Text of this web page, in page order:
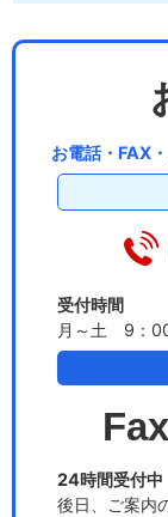
お電話・FAX
受付時間
月～土 9：
24時間受付中
後日、ご案内